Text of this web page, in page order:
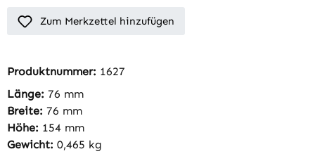
Zum Merkzettel hinzufügen
Produktnummer: 1627
Länge: 76 mm
Breite: 76 mm
Höhe: 154 mm
Gewicht: 0,465 kg